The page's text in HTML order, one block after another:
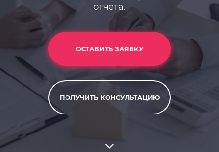
отчета.
ОСТАВИТЬ ЗАЯВКУ
ПОЛУЧИТЬ КОНСУЛЬТАЦИЮ